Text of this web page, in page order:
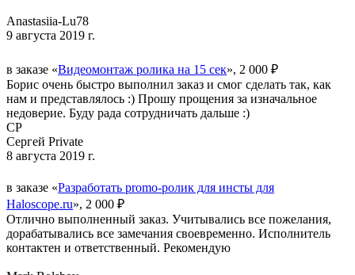
Anastasiia-Lu78
9 августа 2019 г.
в заказе «Видеомонтаж ролика на 15 сек», 2 000 ₽
Борис очень быстро выполнил заказ и смог сделать так, как
нам и представлялось :) Прошу прощения за изначальное
недоверие. Буду рада сотрудничать дальше :)
СP
Сергей Private
8 августа 2019 г.
в заказе «Разработать promo-ролик для инсты для
Haloscope.ru», 2 000 ₽
Отлично выполненный заказ. Учитывались все пожелания,
дорабатывались все замечания своевременно. Исполнитель
контактен и ответственный. Рекомендую